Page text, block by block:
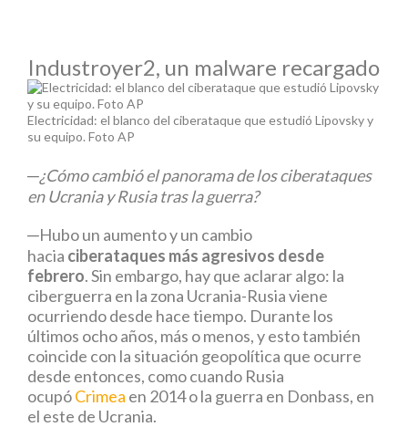
Industroyer2, un malware recargado
Electricidad: el blanco del ciberataque que estudió Lipovsky y
su equipo. Foto AP
─¿Cómo cambió el panorama de los ciberataques
en Ucrania y Rusia tras la guerra?
─Hubo un aumento y un cambio
hacia ciberataques más agresivos desde
febrero. Sin embargo, hay que aclarar algo: la
ciberguerra en la zona Ucrania-Rusia viene
ocurriendo desde hace tiempo. Durante los
últimos ocho años, más o menos, y esto también
coincide con la situación geopolítica que ocurre
desde entonces, como cuando Rusia
ocupóCrimea en 2014 o la guerra en Donbass, en
el este de Ucrania.